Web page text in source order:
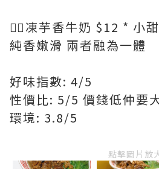
👉🏻凍芋香牛奶 $12 * 小
純香嫩滑 兩者融為一體
好味指數: 4/5
性價比: 5/5 價錢低仲要大
環境: 3.8/5
點擊圖片放